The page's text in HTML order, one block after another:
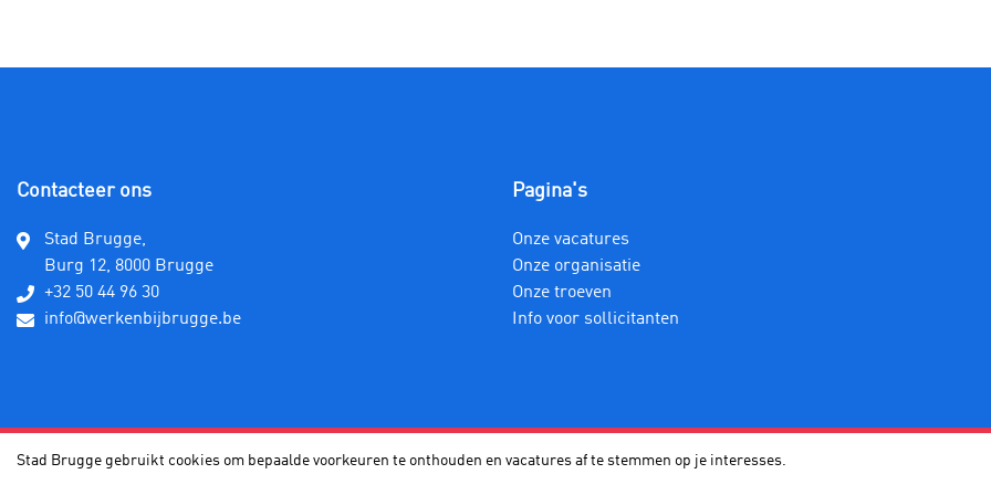
Contacteer ons
Stad Brugge,
Burg 12, 8000 Brugge
+32 50 44 96 30
info@werkenbijbrugge.be
Pagina's
Onze vacatures
Onze organisatie
Onze troeven
Info voor sollicitanten
Stad Brugge gebruikt cookies om bepaalde voorkeuren te onthouden en vacatures af te stemmen op je interesses.